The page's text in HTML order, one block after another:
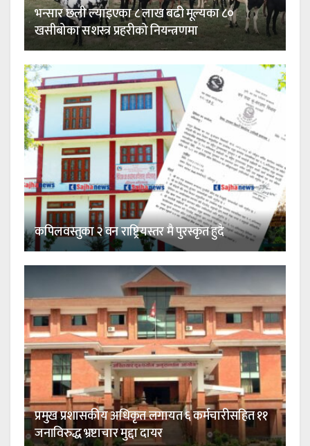
भन्सार छली ल्याइएका ८ लाख बढी मूल्यका ८०
खसीबोका सशस्त्र प्रहरीको नियन्त्रणमा
कपिलवस्तुका २ वन राष्ट्रियस्तर मै पुरस्कृत हुदै
प्रमुख प्रशासकीय अधिकृत लगायत ६ कर्मचारीसहित ११
जनाविरुद्ध भ्रष्टाचार मुद्दा दायर